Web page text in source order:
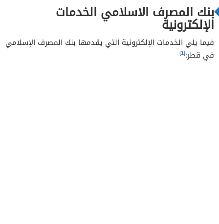
بنك المصرف الاسلامي الخدمات
الإلكترونية
فيما يلي الخدمات الإلكترونية التي يقدمها بنك المصرف الإسلامي
في قطر:[1]